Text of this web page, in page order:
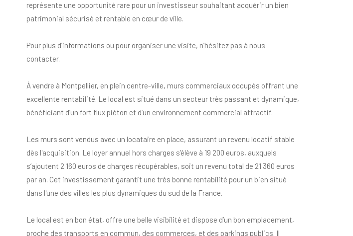
représente une opportunité rare pour un investisseur souhaitant acquérir un bien
patrimonial sécurisé et rentable en cœur de ville.
Pour plus d’informations ou pour organiser une visite, n’hésitez pas à nous
contacter.
À vendre à Montpellier, en plein centre-ville, murs commerciaux occupés offrant une
excellente rentabilité. Le local est situé dans un secteur très passant et dynamique,
bénéficiant d’un fort flux piéton et d’un environnement commercial attractif.
Les murs sont vendus avec un locataire en place, assurant un revenu locatif stable
dès l'acquisition. Le loyer annuel hors charges s’élève à 19 200 euros, auxquels
s’ajoutent 2 160 euros de charges récupérables, soit un revenu total de 21 360 euros
par an. Cet investissement garantit une très bonne rentabilité pour un bien situé
dans l'une des villes les plus dynamiques du sud de la France.
Le local est en bon état, offre une belle visibilité et dispose d’un bon emplacement,
proche des transports en commun, des commerces, et des parkings publics. Il